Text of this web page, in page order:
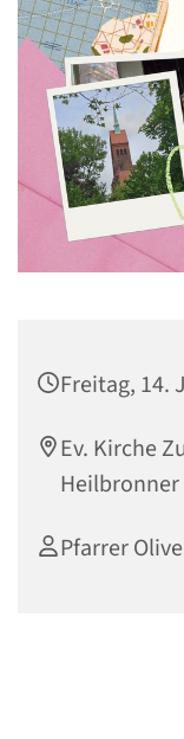
Freitag, 14.
Ev. Kirche
Heilbronner
Pfarrer